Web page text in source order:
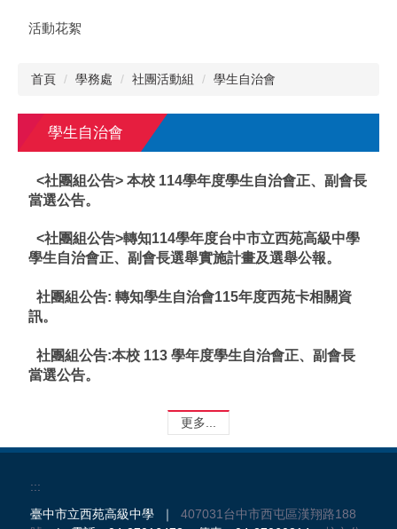
活動花絮
首頁 學務處 社團活動組 學生自治會
學生自治會
<社團組公告> 本校 114學年度學生自治會正、副會長
當選公告。
<社團組公告>轉知114學年度台中市立西苑高級中學
學生自治會正、副會長選舉實施計畫及選舉公報。
社團組公告: 轉知學生自治會115年度西苑卡相關資
訊。
社團組公告:本校 113 學年度學生自治會正、副會長
當選公告。
更多...
:::
臺中市立西苑高級中學 ｜ 407031台中市西屯區漢翔路188